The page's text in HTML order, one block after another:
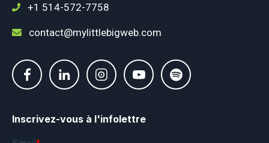
+1 514-572-7758
contact@mylittlebigweb.com
Inscrivez-vous à l'infolettre